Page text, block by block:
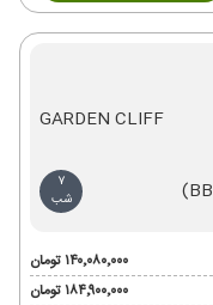
GARDEN CLIFF
7
شب
۱۴۰٬۰۸۰٬۰۰۰ تومان
۱۸۴٬۹۰۰٬۰۰۰ تومان